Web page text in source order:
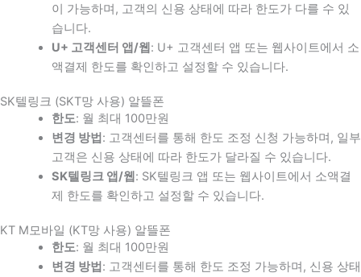
이 가능하며, 고객의 신용 상태에 따라 한도가 다를 수 있
습니다.
U+ 고객센터 앱/웹 : U+ 고객센터 앱 또는 웹사이트에서 소
액결제 한도를 확인하고 설정할 수 있습니다.
SK텔링크 (SKT망 사용) 알뜰폰
한도: 월 최대 100만원
변경 방법 : 고객센터를 통해 한도 조정 신청 가능하며, 일부
고객은 신용 상태에 따라 한도가 달라질 수 있습니다.
SK텔링크 앱/웹 : SK텔링크 앱 또는 웹사이트에서 소액결
제 한도를 확인하고 설정할 수 있습니다.
KT M모바일 (KT망 사용) 알뜰폰
한도: 월 최대 100만원
변경 방법 : 고객센터를 통해 한도 조정 가능하며, 신용 상태